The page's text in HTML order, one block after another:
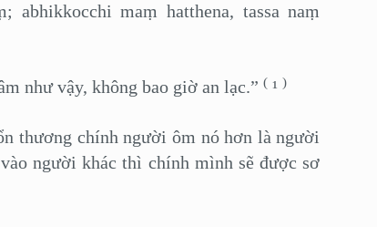
abhikkocchi maṃ hatthena, tassa naṃ
như vậy, không bao giờ an lạc.” ( ¹ )
chính người ôm nó hơn là người
người khác thì chính mình sẽ được sơ